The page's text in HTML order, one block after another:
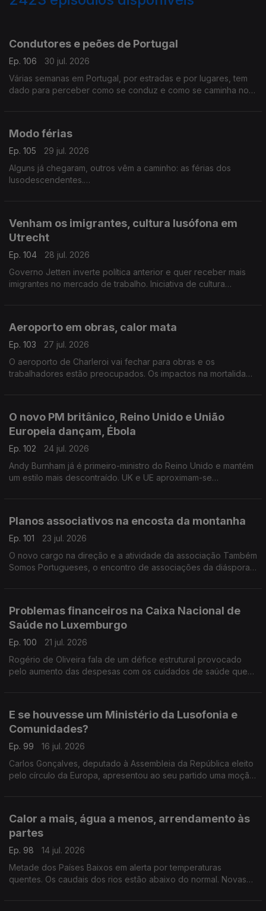
Condutores e peões de Portugal
Ep. 106
30 jul. 2026
Várias semanas em Portugal, por estradas e por lugares, tem
dado para perceber como se conduz e como se caminha no
Modo férias
Ep. 105
29 jul. 2026
Alguns já chegaram, outros vêm a caminho: as férias dos
lusodescendentes.
Venham os imigrantes, cultura lusófona em
Utrecht
Ep. 104
28 jul. 2026
Governo Jetten inverte política anterior e quer receber mais
imigrantes no mercado de trabalho. Iniciativa de cultura
Aeroporto em obras, calor mata
Ep. 103
27 jul. 2026
O aeroporto de Charleroi vai fechar para obras e os
trabalhadores estão preocupados. Os impactos na mortalidade
O novo PM britânico, Reino Unido e União
Europeia dançam, Ébola
Ep. 102
24 jul. 2026
Andy Burnham já é primeiro-ministro do Reino Unido e mantém
um estilo mais descontraído. UK e UE aproximam-se
Planos associativos na encosta da montanha
Ep. 101
23 jul. 2026
O novo cargo na direção e a atividade da associação Também
Somos Portugueses, o encontro de associações da diáspora
Problemas financeiros na Caixa Nacional de
Saúde no Luxemburgo
Ep. 100
21 jul. 2026
Rogério de Oliveira fala de um défice estrutural provocado
pelo aumento das despesas com os cuidados de saúde que
E se houvesse um Ministério da Lusofonia e
Comunidades?
Ep. 99
16 jul. 2026
Carlos Gonçalves, deputado à Assembleia da República eleito
pelo círculo da Europa, apresentou ao seu partido uma moção
Calor a mais, água a menos, arrendamento às
partes
Ep. 98
14 jul. 2026
Metade dos Países Baixos em alerta por temperaturas
quentes. Os caudais dos rios estão abaixo do normal. Novas